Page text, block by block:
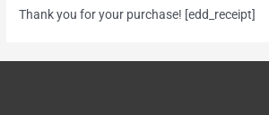
Thank you for your purchase! [edd_receipt]